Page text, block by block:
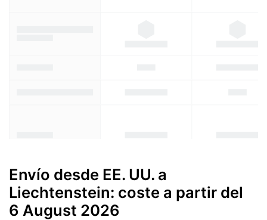
Envío desde EE. UU. a
Liechtenstein: coste a partir del
6 August 2026